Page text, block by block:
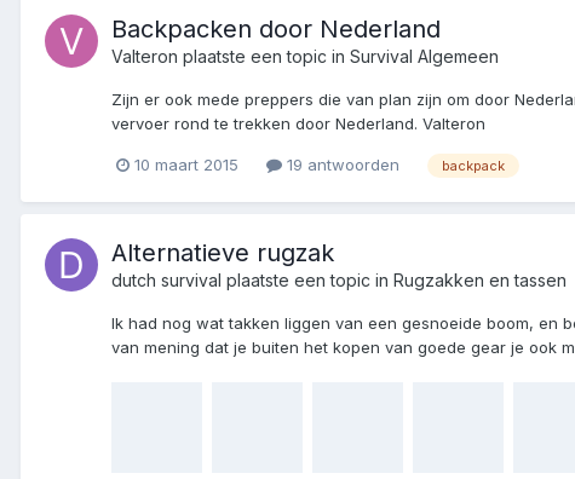
Backpacken door Nederland
Valteron plaatste een topic in Survival Algemeen
Zijn er ook mede preppers die van plan zijn om door
vervoer rond te trekken door Nederland. Valteron
10 maart 2015 19 antwoorden backpack
Alternatieve rugzak
dutch survival plaatste een topic in Rugzakken en tassen
Ik had nog wat takken liggen van een gesnoeide boom, en
van mening dat je buiten het kopen van goede gear je ook